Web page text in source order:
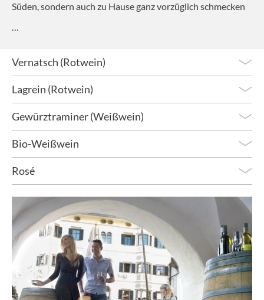
Süden, sondern auch zu Hause ganz vorzüglich schmecken
…
Vernatsch (Rotwein)
Lagrein (Rotwein)
Gewürztraminer (Weißwein)
Bio-Weißwein
Rosé